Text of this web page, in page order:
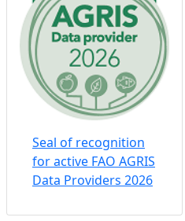
Seal of recognition
for active FAO AGRIS
Data Providers 2026